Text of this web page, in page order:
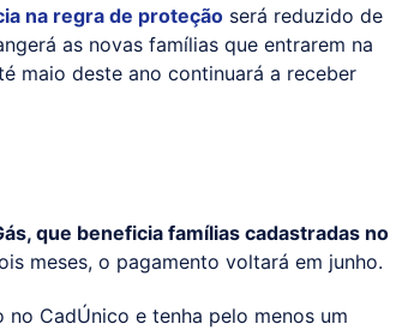
na regra de proteçãoserá reduzido de
as novas famílias que entrarem na
maio deste ano continuará a receber
que beneficia famílias cadastradas no
meses, o pagamento voltará em junho.
CadÚnico e tenha pelo menos um